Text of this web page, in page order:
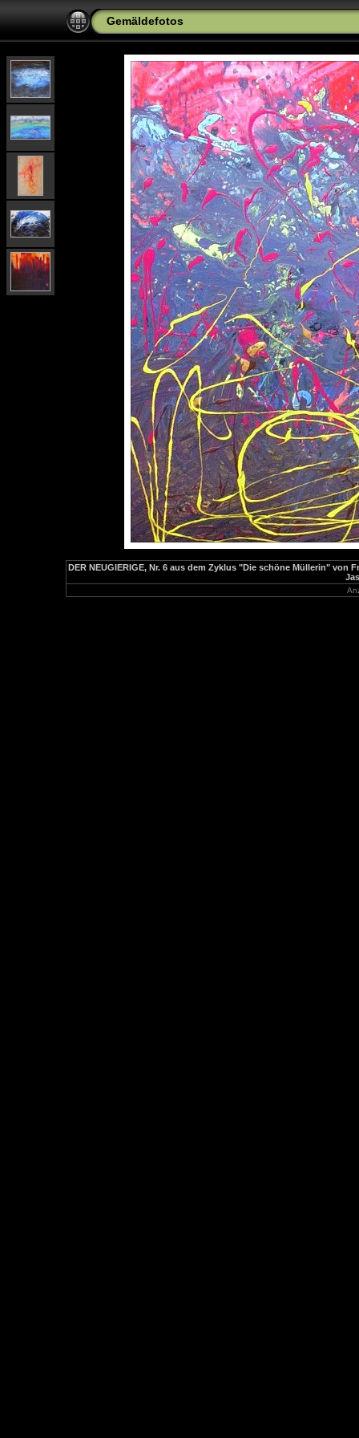
Gemäldefotos
DER NEUGIERIGE, Nr. 6 aus dem Zyklus "Die schöne Müllerin" von